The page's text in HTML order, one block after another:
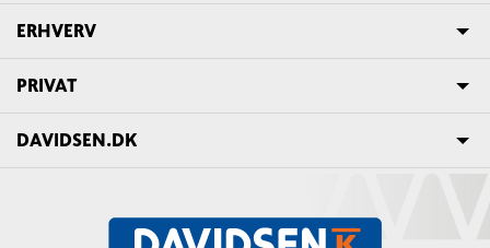
ERHVERV
PRIVAT
DAVIDSEN.DK